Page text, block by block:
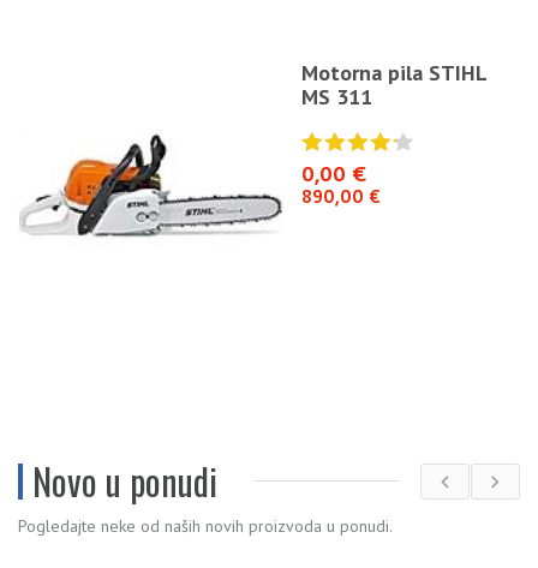
Motorna pila STIHL
MS 311
0,00 €
890,00 €
Novo u ponudi
Pogledajte neke od naših novih proizvoda u ponudi.